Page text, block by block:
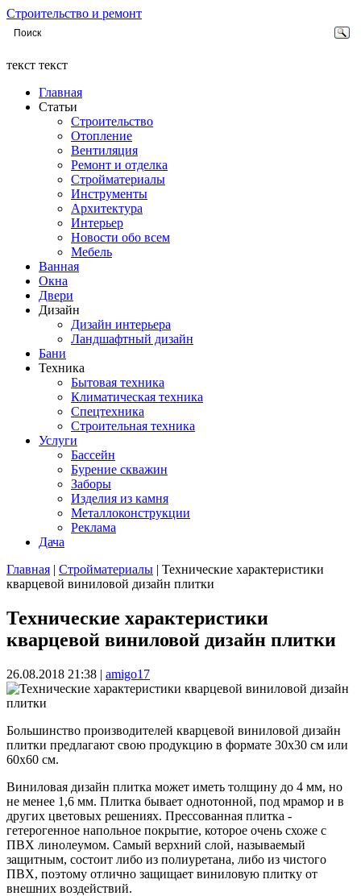
Строительство и ремонт
текст текст
Главная
Статьи
Строительство
Отопление
Вентиляция
Ремонт и отделка
Стройматериалы
Инструменты
Архитектура
Интерьер
Новости обо всем
Мебель
Ванная
Окна
Двери
Дизайн
Дизайн интерьера
Ландшафтный дизайн
Бани
Техника
Бытовая техника
Климатическая техника
Спецтехника
Строительная техника
Услуги
Бассейн
Бурение скважин
Заборы
Изделия из камня
Металлоконструкции
Реклама
Дача
Вы здесь
Главная | Стройматериалы | Технические характеристики
кварцевой виниловой дизайн плитки
Технические характеристики
кварцевой виниловой дизайн плитки
26.08.2018 21:38 | amigo17
Большинство производителей кварцевой виниловой дизайн
плитки предлагают свою продукцию в формате 30x30 см или
60х60 см.
Виниловая дизайн плитка может иметь толщину до 4 мм, но
не менее 1,6 мм. Плитка бывает однотонной, под мрамор и в
других цветовых решениях. Прессованная плитка -
гетерогенное напольное покрытие, которое очень схоже с
ПВХ линолеумом. Самый верхний слой, называемый
защитным, состоит либо из полиуретана, либо из чистого
ПВХ, поэтому отлично защищает виниловую плитку от
внешних воздействий.